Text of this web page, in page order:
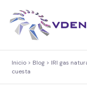
Inicio > Blog > IRI gas
cuesta